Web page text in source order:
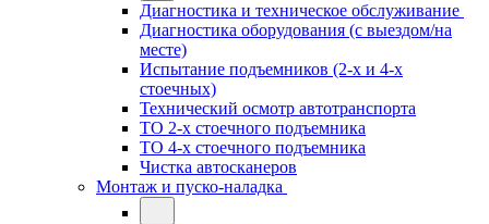
Диагностика и техническое обслуживание
Диагностика оборудования (с выездом/на
месте)
Испытание подъемников (2-х и 4-х
стоечных)
Технический осмотр автотранспорта
ТО 2-х стоечного подъемника
ТО 4-х стоечного подъемника
Чистка автосканеров
Монтаж и пуско-наладка